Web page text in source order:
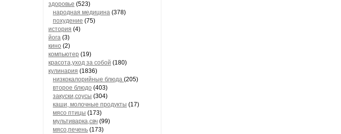
здоровье (523)
народная медицина (378)
похудение (75)
история (4)
йога (3)
кино (2)
компьютер (19)
красота,уход за собой (180)
кулинария (1836)
низкокалорийные блюда (205)
второе блюдо (403)
закуски,соусы (304)
каши, молочные продукты (17)
мясо птицы (173)
мультиварка,свч (99)
мясо,печень (173)